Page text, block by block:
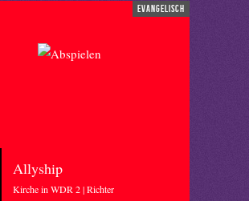
evangelisch
Allyship
Kirche in WDR 2 | Richter